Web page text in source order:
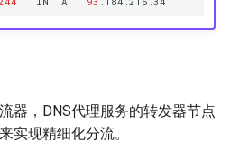
器，DNS代理服务的转发器节点
实现精细化分流。